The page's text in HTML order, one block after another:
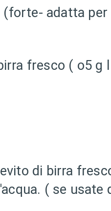
(forte- adatta per
fresco ( o5 g
di birra
( se